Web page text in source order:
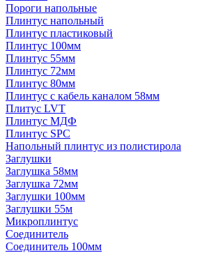
Пороги напольные
Плинтус напольный
Плинтус пластиковый
Плинтус 100мм
Плинтус 55мм
Плинтус 72мм
Плинтус 80мм
Плинтус с кабель каналом 58мм
Плитус LVT
Плинтус МДФ
Плинтус SPC
Напольный плинтус из полистирола
Заглушки
Заглушка 58мм
Заглушка 72мм
Заглушки 100мм
Заглушки 55м
Микроплинтус
Соединитель
Соединитель 100мм